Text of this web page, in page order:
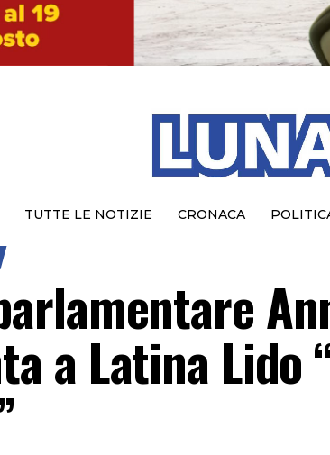
TUTTE LE NOTIZIE CRONACA
a Latina Lido